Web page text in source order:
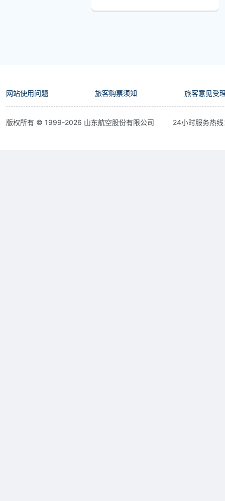
网站使用问题 旅客购票须知 旅客意见受
版权所有 © 1999-2026 山东航空股份有限公司 24小时服务热线